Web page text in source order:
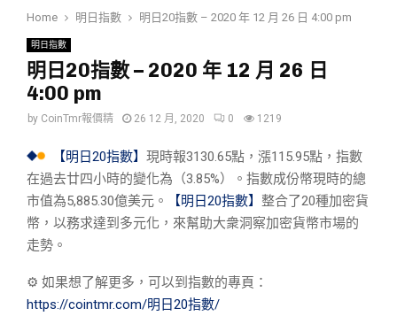
Home 明日指數 明日20指數 – 2020 年 12 月 26 日 4:00 pm
明日指數
明日20指數 – 2020 年 12 月 26 日
4:00 pm
by CoinTmr報價精 26 12 月, 2020 0 1219
【明日20指數】 現時報3130.65點，漲115.95點，指數
在過去廿四小時的變化為（3.85%）。指數成份幣現時的總
市值為5,885.30億美元。
【明日20指數】 整合了20種加密貨
幣，以務求達到多元化，來幫助大衆洞察加密貨幣市場的
走勢。
⚙︎ 如果想了解更多，可以到指數的專頁：
https://cointmr.com/明日20指數/